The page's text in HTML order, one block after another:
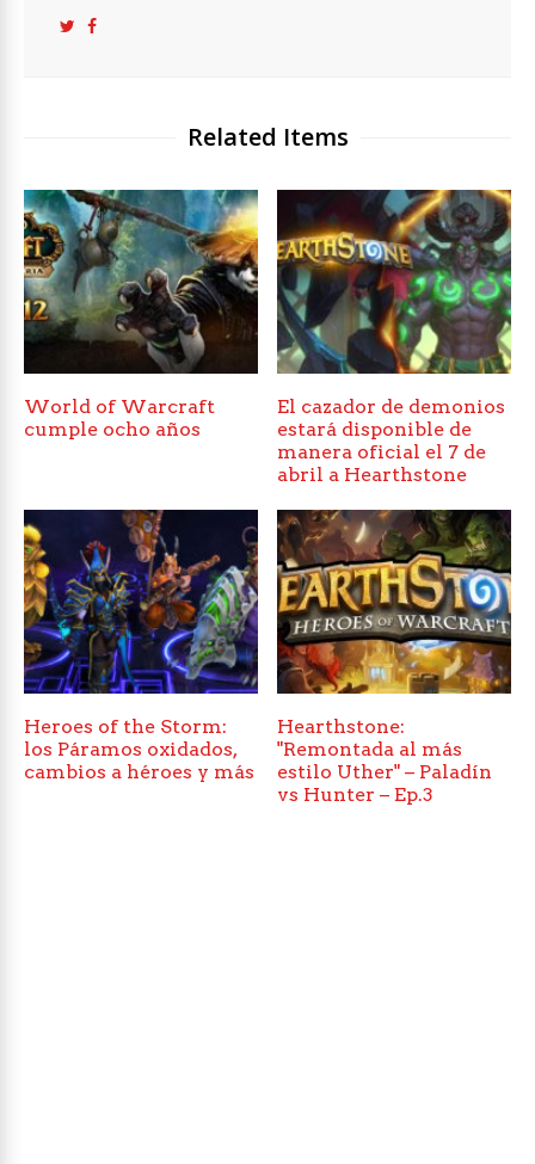
Related Items
World of Warcraft
cumple ocho años
El cazador de demonios
estará disponible de
manera oficial el 7 de
abril a Hearthstone
Heroes of the Storm:
los Páramos oxidados,
cambios a héroes y más
Hearthstone:
"Remontada al más
estilo Uther" – Paladín
vs Hunter – Ep.3